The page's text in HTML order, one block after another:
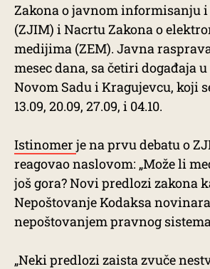
Zakona o javnom informisanju
(ZJIM) i Nacrtu Zakona o
medijima (ZEM). Javna
mesec dana, sa četiri događaja
Novom Sadu i Kragujevcu, koji
13.09, 20.09, 27.09, i 04.10.
Istinomer je na prvu debatu o
reagovao naslovom: „Može li
još gora? Novi predlozi zakona
Nepoštovanje Kodaksa
nepoštovanjem pravnog
„Neki predlozi zaista zvuče